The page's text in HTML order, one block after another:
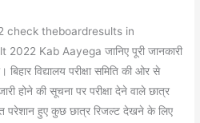
check theboardresults in
Kab Aayega जानिए पूरी जानकारी
विद्यालय परीक्षा समिति की ओर से
होने की सूचना पर परीक्षा देने वाले छात्र
परेशान हुए कुछ छात्र रिजल्ट देखने के लिए